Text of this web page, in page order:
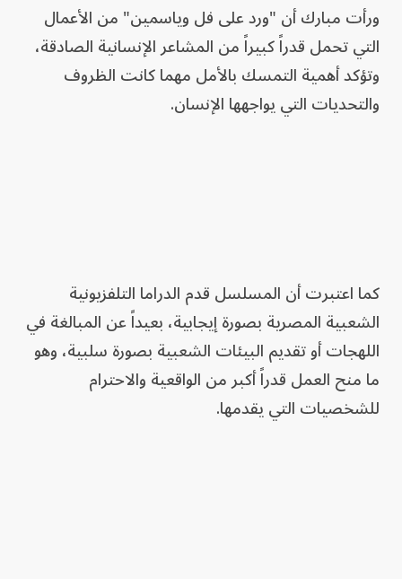
ورأت مبارك أن "ورد على فل وياسمين" من الأعمال
التي تحمل قدراً كبيراً من المشاعر الإنسانية الصادقة،
وتؤكد أهمية التمسك بالأمل مهما كانت الظروف
والتحديات التي يواجهها الإنسان.
كما اعتبرت أن المسلسل قدم الدراما التلفزيونية
الشعبية المصرية بصورة إيجابية، بعيداً عن المبالغة في
اللهجات أو تقديم البيئات الشعبية بصورة سلبية، وهو
ما منح العمل قدراً أكبر من الواقعية والاحترام
للشخصيات التي يقدمها.